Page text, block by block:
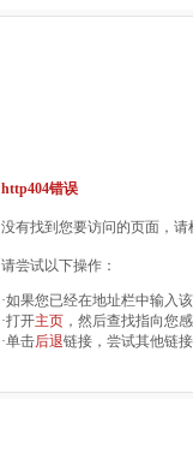
http404错误
没有找到您要访问的页面，
请尝试以下操作：
·如果您已经在地址栏中输入
·打开主页 ，然后查找指向您
·单击后退链接，尝试其他链